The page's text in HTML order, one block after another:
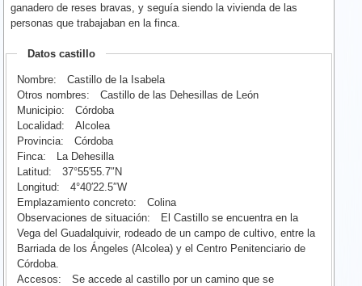
ganadero de reses bravas, y seguía siendo la vivienda de las
personas que trabajaban en la finca.
Datos castillo
Nombre:
Castillo de la Isabela
Otros nombres:
Castillo de las Dehesillas de León
Municipio:
Córdoba
Localidad:
Alcolea
Provincia:
Córdoba
Finca:
La Dehesilla
Latitud:
37°55′55.7″N
Longitud:
4°40′22.5″W
Emplazamiento concreto:
Colina
Observaciones de situación:
El Castillo se encuentra en la
Vega del Guadalquivir, rodeado de un campo de cultivo, entre la
Barriada de los Ángeles (Alcolea) y el Centro Penitenciario de
Córdoba.
Accesos:
Se accede al castillo por un camino que se